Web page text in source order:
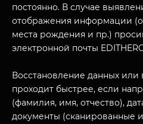
МУЗЕЙНЫЙ
О
постоянно. В случае
отображения информации
места рождения и пр.)
электронной почты
Восстановление данных
проходит быстрее, если
(фамилия, имя, отчество),
документы (сканированные